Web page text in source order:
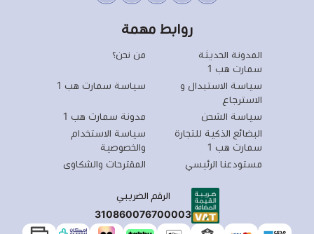
روابط مهمة
المدونة الحديثة
سمارت هب 1
من نحن؟
سياسة الاستبدال و
الاسترجاع
سياسة سمارت هب 1
سياسة الشحن
مدونة سمارت هب 1
البضائع الذكية للتجارة
سمارت هب 1
سياسة الاستخدام
والخصوصية
مستودعنا الرئيسي
المقترحات والشكاوى
الرقم الضريبي
310860076700003